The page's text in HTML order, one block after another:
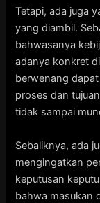
Tetapi, ada juga
yang diambil.
bahwasanya
adanya konkret
berwenang
proses dan
tidak sampai
Sebaliknya, ada
mengingatkan
keputusan
bahwa masukan